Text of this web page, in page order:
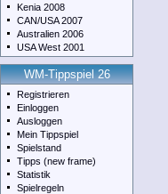
Kenia 2008
CAN/USA 2007
Australien 2006
USA West 2001
WM-Tippspiel 26
Registrieren
Einloggen
Ausloggen
Mein Tippspiel
Spielstand
Tipps (new frame)
Statistik
Spielregeln